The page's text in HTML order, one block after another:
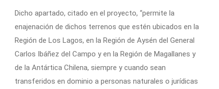
Dicho apartado, citado en el proyecto, “permite la
enajenación de dichos terrenos que estén ubicados en la
Región de Los Lagos, en la Región de Aysén del General
Carlos Ibáñez del Campo y en la Región de Magallanes y
de la Antártica Chilena, siempre y cuando sean
transferidos en dominio a personas naturales o jurídicas